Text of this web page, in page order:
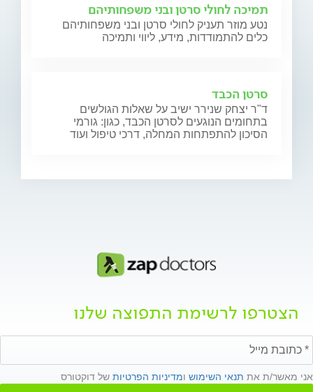
תמיכה לחולי סרטן ובני משפחותיהם
נטע מוזר תעניק לחולי סרטן ובני משפחותיהם
כלים להתמודדות, מידע, ליווי ותמיכה
סרטן הכבד
ד"ר יצחק שנירר ישיב על שאלות הגולשים
בתחומים הנוגעים לסרטן הכבד, כגון: גורמי
הסיכון להתפתחות המחלה, דרכי טיפול ועוד
הצטרפו לרשימת התפוצה שלנו
אני מאשר/ת את תנאי השימוש ומדיניות הפרטיות של דוקטורס